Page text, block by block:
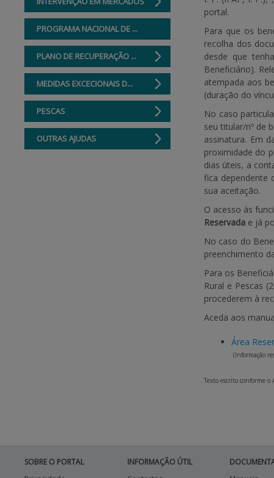
PROGRAMA NACIONAL DE ...
PLANO DE RECUPERAÇÃO ...
MEDIDAS EXCECIONAIS D...
PESCAS
OUTRAS AJUDAS
portal.
Para que os
recolha dos
desde que
Beneficiário).
atempada aos
(duração do
No caso
seu titular/nº de
assinatura. Em
proximidade do
dias úteis, a
fica dependente
sua aceitação.
O acesso às
Reservada e já
No caso do
preenchimento
Para os
Rural e Pescas
procederem à
Aceda aos
Área
(Informação
Texto escrito conforme o
SOBRE O PORTAL
INFORMAÇÃO ÚTIL